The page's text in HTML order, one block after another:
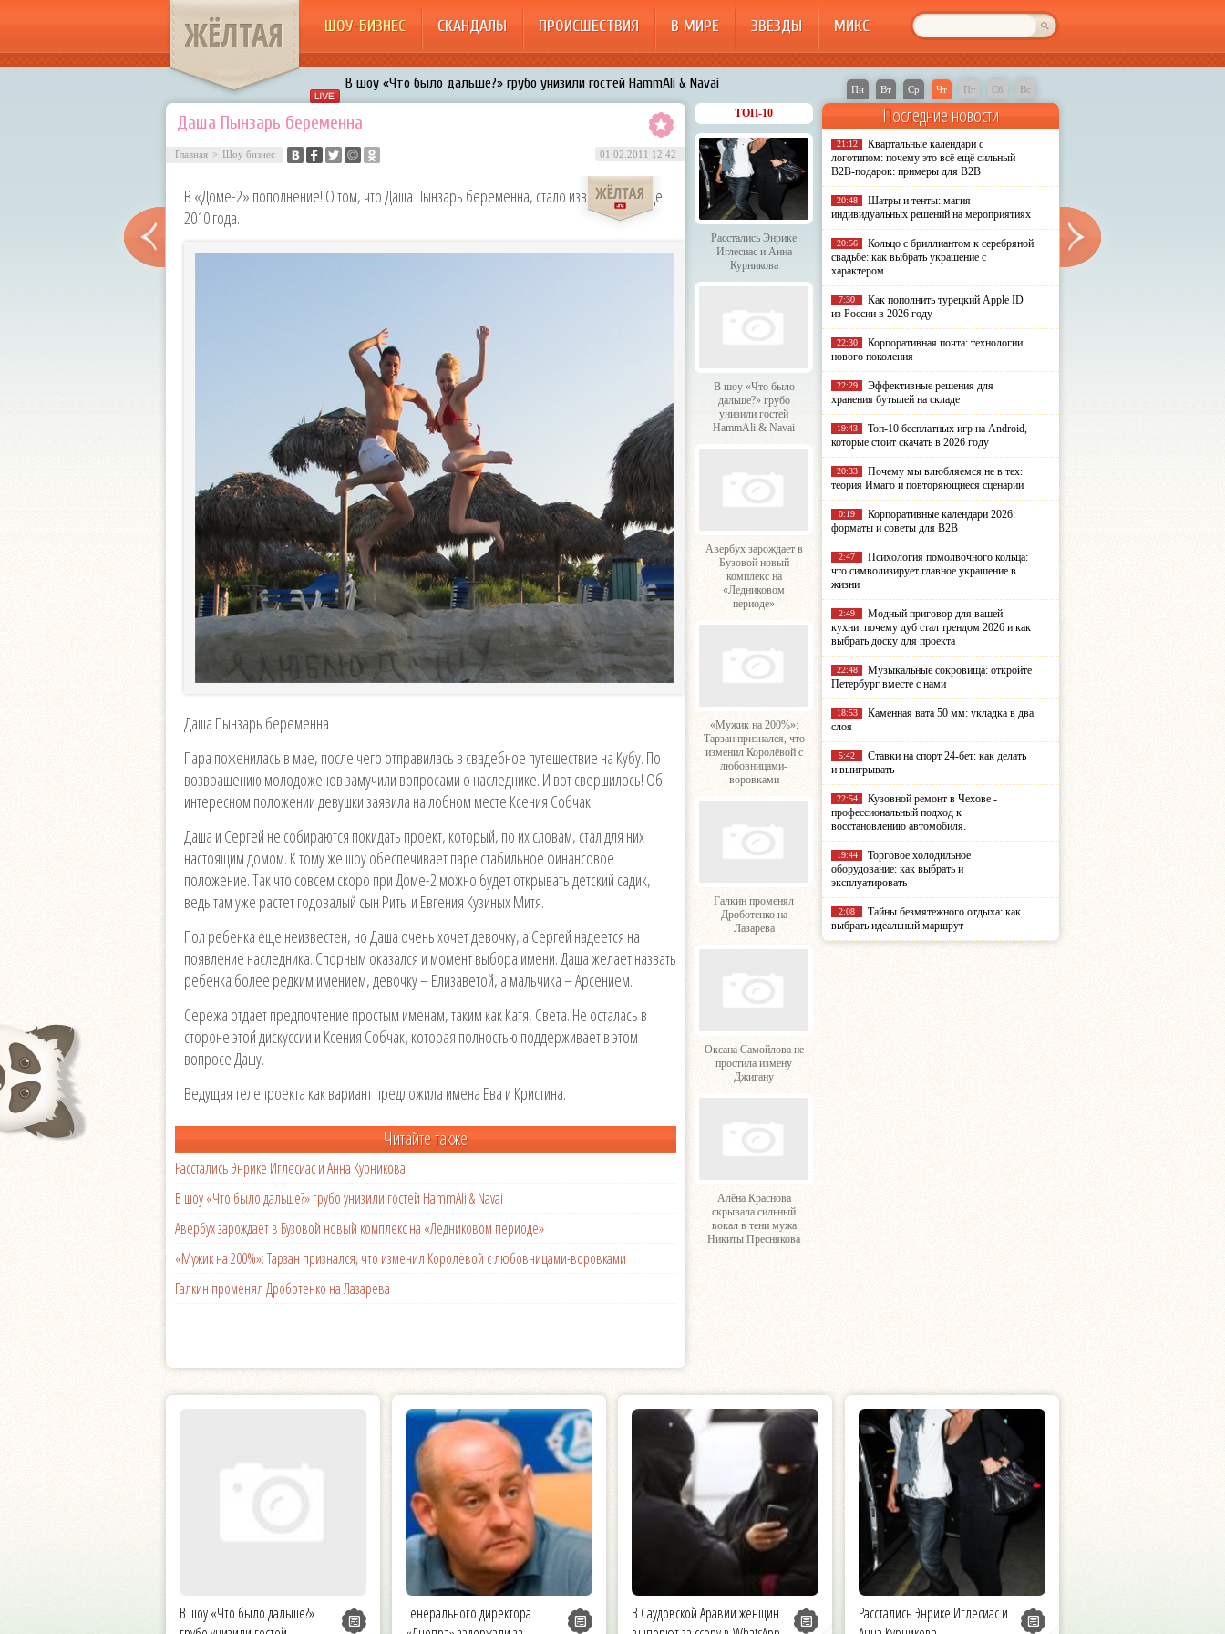
ЖЁЛТАЯ ШОУ-БИЗНЕС СКАНДАЛЫ ПРОИСШЕСТВИЯ В МИРЕ ЗВЕЗДЫ МИКС
В шоу «Что было дальше?» грубо унизили гостей HammAli & Navai
Авербух зарождает в Бузовой новый комплекс на «Ледниковом периоде»
«Мужик на 200%»: Тарзан признался, что изменил Королёвой с любовницами-
воровками
Расстались Энрике Иглесиас и Анна Курникова
Пн Вт Ср Чт Пт Сб Вс
Даша Пынзарь беременна
Главная > Шоу бизнес 01.02.2011 12:42
В «Доме-2» пополнение! О том, что Даша Пынзарь беременна, стало известно в конце
2010 года.
Даша Пынзарь беременна
Пара поженилась в мае, после чего отправилась в свадебное путешествие на Кубу. По
возвращению молодоженов замучили вопросами о наследнике. И вот свершилось! Об
интересном положении девушки заявила на лобном месте Ксения Собчак.
Даша и Сергей не собираются покидать проект, который, по их словам, стал для них
настоящим домом. К тому же шоу обеспечивает паре стабильное финансовое
положение. Так что совсем скоро при Доме-2 можно будет открывать детский садик,
ведь там уже растет годовалый сын Риты и Евгения Кузиных Митя.
Пол ребенка еще неизвестен, но Даша очень хочет девочку, а Сергей надеется на
появление наследника. Спорным оказался и момент выбора имени. Даша желает назвать
ребенка более редким имением, девочку – Елизаветой, а мальчика – Арсением.
Сережа отдает предпочтение простым именам, таким как Катя, Света. Не осталась в
стороне этой дискуссии и Ксения Собчак, которая полностью поддерживает в этом
вопросе Дашу.
Ведущая телепроекта как вариант предложила имена Ева и Кристина.
Читайте также
Расстались Энрике Иглесиас и Анна Курникова
В шоу «Что было дальше?» грубо унизили гостей HammAli & Navai
Авербух зарождает в Бузовой новый комплекс на «Ледниковом периоде»
«Мужик на 200%»: Тарзан признался, что изменил Королёвой с любовницами-воровками
Галкин променял Дроботенко на Лазарева
ТОП-10
Расстались Энрике
Иглесиас и Анна
Курникова
В шоу «Что было
дальше?» грубо
унизили гостей
HammAli & Navai
Авербух зарождает в
Бузовой новый
комплекс на
«Ледниковом
периоде»
«Мужик на 200%»:
Тарзан признался, что
изменил Королёвой с
любовницами-
воровками
Галкин променял
Дроботенко на
Лазарева
Оксана Самойлова не
простила измену
Джигану
Алёна Краснова
скрывала сильный
вокал в тени мужа
Никиты Преснякова
Последние новости
21:12
Квартальные календари с
логотипом: почему это всё ещё сильный
B2B-подарок: примеры для B2B
20:48
Шатры и тенты: магия
индивидуальных решений на мероприятиях
20:56
Кольцо с бриллиантом к серебряной
свадьбе: как выбрать украшение с
характером
7:30
Как пополнить турецкий Apple ID
из России в 2026 году
22:30
Корпоративная почта: технологии
нового поколения
22:29
Эффективные решения для
хранения бутылей на складе
19:43
Топ-10 бесплатных игр на Android,
которые стоит скачать в 2026 году
20:33
Почему мы влюбляемся не в тех:
теория Имаго и повторяющиеся сценарии
0:19
Корпоративные календари 2026:
форматы и советы для B2B
2:47
Психология помолвочного кольца:
что символизирует главное украшение в
жизни
2:49
Модный приговор для вашей
кухни: почему дуб стал трендом 2026 и как
выбрать доску для проекта
22:48
Музыкальные сокровища: откройте
Петербург вместе с нами
18:53
Каменная вата 50 мм: укладка в два
слоя
5:42
Ставки на спорт 24-бет: как делать
и выигрывать
22:54
Кузовной ремонт в Чехове -
профессиональный подход к
восстановлению автомобиля.
19:44
Торговое холодильное
оборудование: как выбрать и
эксплуатировать
2:08
Тайны безмятежного отдыха: как
выбрать идеальный маршрут
В шоу «Что было дальше?»
Генерального директора
В Саудовской Аравии женщин
Расстались Энрике Иглесиас и